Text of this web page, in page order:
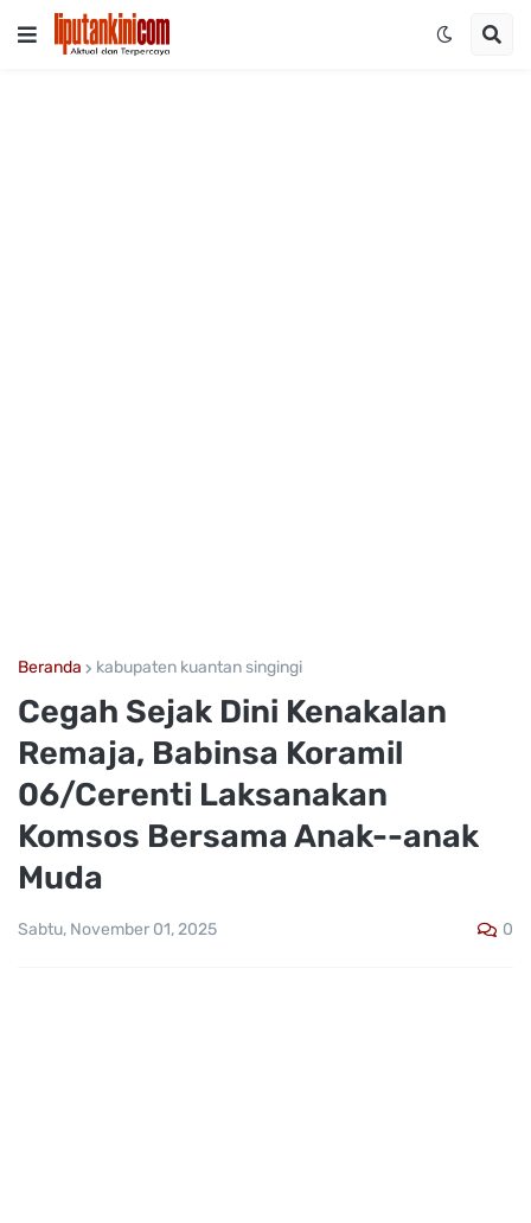
Beranda kabupaten kuantan singingi
Cegah Sejak Dini Kenakalan
Remaja, Babinsa Koramil
06/Cerenti Laksanakan
Komsos Bersama Anak--anak
Muda
Sabtu, November 01, 2025 0